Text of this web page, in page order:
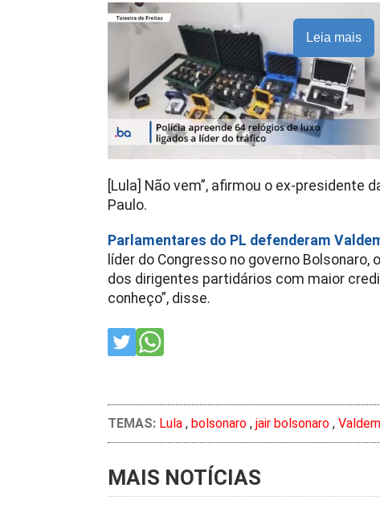
Leia mais
[Lula] Não vem”, afirmou o ex-presidente
Paulo.
Parlamentares do PL defenderam
líder do Congresso no governo Bolsonaro,
dos dirigentes partidários com maior
conheço”, disse.
TEMAS: Lula , bolsonaro , jair bolsonaro ,
MAIS NOTÍCIAS